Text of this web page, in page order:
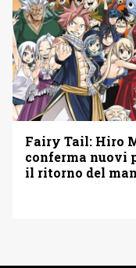
Fairy Tail: Hiro
conferma nuovi
il ritorno del